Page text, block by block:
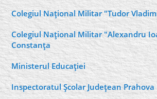
Colegiul Naţional Militar "Tudor
Colegiul Naţional Militar "Alexandru
Constanţa
Ministerul Educaţiei
Inspectoratul Şcolar Judeţean Prahova